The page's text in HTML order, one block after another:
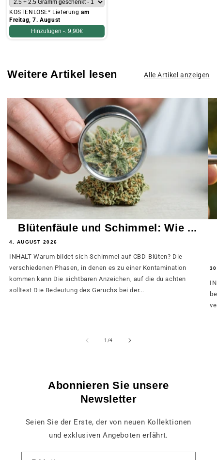
KOSTENLOSE* Lieferungam
Freitag, 7. August
Hinzufügen -. 9,90€
Weitere Artikel lesen Alle Artikel anzeigen
Blütenfäule und Schimmel: Wie ...
4. AUGUST 2026
INHALT Warum bildet sich Schimmel auf CBD-Blüten? Die
verschiedenen Phasen, in denen es zu einer Kontamination
kommen kann Die sichtbaren Anzeichen, auf die du achten
solltest Die Bedeutung des Geruchs bei der...
1 /von
4
Abonnieren Sie unsere
Newsletter
Seien Sie der Erste, der von neuen Kollektionen
und exklusiven Angeboten erfährt.